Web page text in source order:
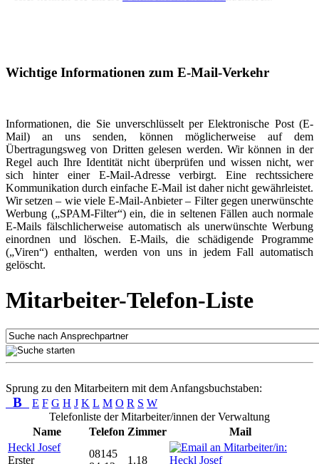
Wichtige Informationen zum E-Mail-Verkehr
Informationen, die Sie unverschlüsselt per Elektronische Post (E-
Mail) an uns senden, können möglicherweise auf dem
Übertragungsweg von Dritten gelesen werden. Wir können in der
Regel auch Ihre Identität nicht überprüfen und wissen nicht, wer
sich hinter einer E-Mail-Adresse verbirgt. Eine rechtssichere
Kommunikation durch einfache E-Mail ist daher nicht gewährleistet.
Wir setzen – wie viele E-Mail-Anbieter – Filter gegen unerwünschte
Werbung („SPAM-Filter“) ein, die in seltenen Fällen auch normale
E-Mails fälschlicherweise automatisch als unerwünschte Werbung
einordnen und löschen. E-Mails, die schädigende Programme
(„Viren“) enthalten, werden von uns in jedem Fall automatisch
gelöscht.
Mitarbeiter-Telefon-Liste
Sprung zu den Mitarbeitern mit dem Anfangsbuchstaben:
B E F G H J K L M O R S W
Telefonliste der Mitarbeiter/innen der Verwaltung
Name
Telefon Zimmer
Mail
Heckl Josef
Erster
08145
1.18